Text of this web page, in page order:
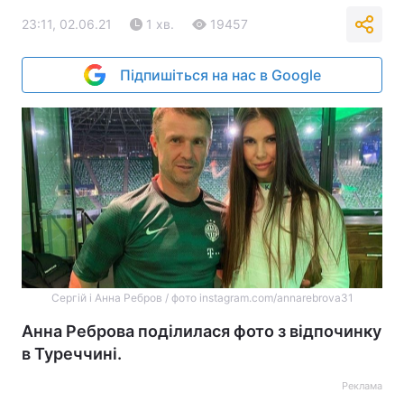
23:11, 02.06.21 1 хв. 19457
Підпишіться на нас в Google
Сергій і Анна Ребров / фото instagram.com/annarebrova31
Анна Реброва поділилася фото з відпочинку
в Туреччині.
Реклама